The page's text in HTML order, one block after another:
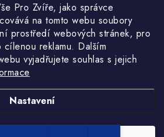
Pro Zvíře, jako správce
na tomto webu soubory
prostředí webových stránek, pro
reklamu. Dalším
vyjadřujete souhlas s jejich
Nastavení
údajů
recenze